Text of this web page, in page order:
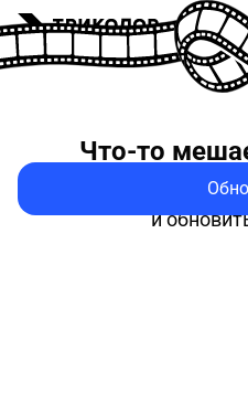
Что-то
Попробуйте
и